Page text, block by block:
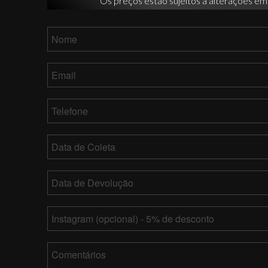
de
Coleta
barra
barra
YY
de
Devolução
barra
barra
YY